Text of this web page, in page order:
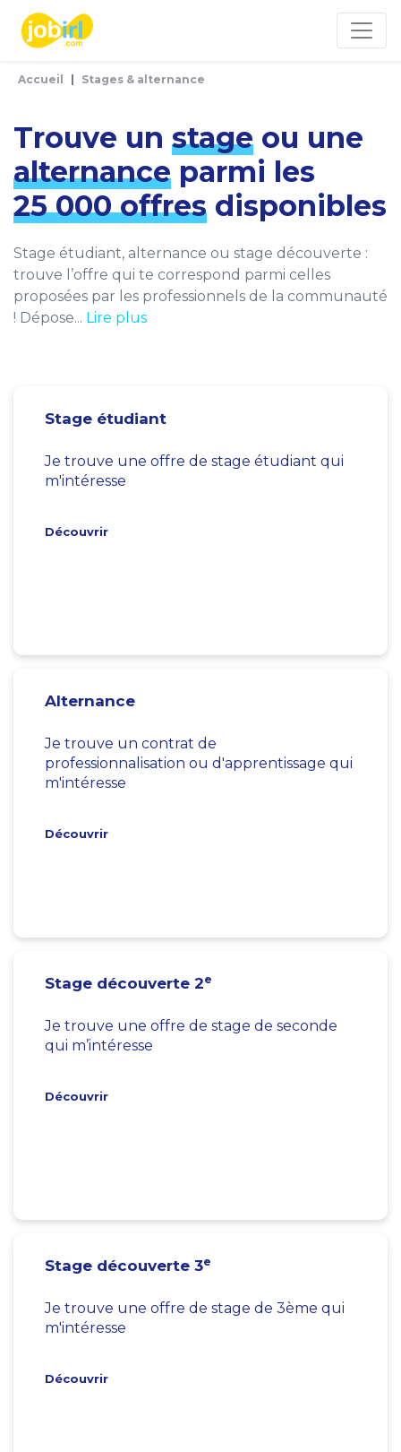
Accueil Stages & alternance
Trouve un stage ou une
alternance parmi les
25 000 offres disponibles
Stage étudiant, alternance ou stage découverte :
trouve l’offre qui te correspond parmi celles
proposées par les professionnels de la communauté
! Dépose... Lire plus
Stage étudiant
Je trouve une offre de stage étudiant qui
m'intéresse
Découvrir
Alternance
Je trouve un contrat de
professionnalisation ou d'apprentissage qui
m'intéresse
Découvrir
Stage découverte 2e
Je trouve une offre de stage de seconde
qui m’intéresse
Découvrir
Stage découverte 3e
Je trouve une offre de stage de 3ème qui
m'intéresse
Découvrir
Panneau de gestion des cookies